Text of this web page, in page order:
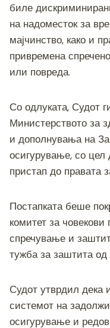
биле
на надоместок за
мајчинство, како и
привремена
или повреда.
Со одлуката, Судот
Министерството за
и дополнувања на
осигурување, со цел
пристап до правата
Постапката беше
комитет за
спречување и
тужба за заштита од
Судот утврдил дека
системот на
осигурување и